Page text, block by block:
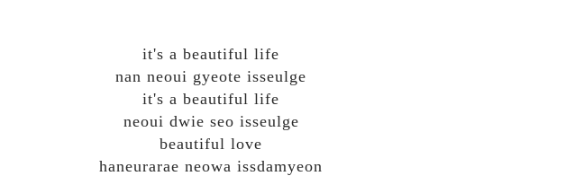
it's a beautiful life
nan neoui gyeote isseulge
it's a beautiful life
neoui dwie seo isseulge
beautiful love
haneurarae neowa issdamyeon